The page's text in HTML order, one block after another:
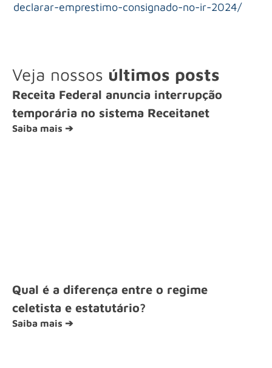
declarar-emprestimo-consignado-no-ir-2024/
Veja nossos últimos posts
Receita Federal anuncia interrupção
temporária no sistema Receitanet
Saiba mais ➔
Qual é a diferença entre o regime
celetista e estatutário?
Saiba mais ➔